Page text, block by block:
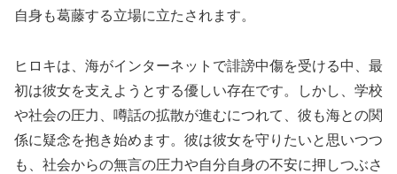
自身も葛藤する立場に立たされます。
ヒロキは、海がインターネットで誹謗中傷を受ける中、最
初は彼女を支えようとする優しい存在です。しかし、学校
や社会の圧力、噂話の拡散が進むにつれて、彼も海との関
係に疑念を抱き始めます。彼は彼女を守りたいと思いつつ
も、社会からの無言の圧力や自分自身の不安に押しつぶさ